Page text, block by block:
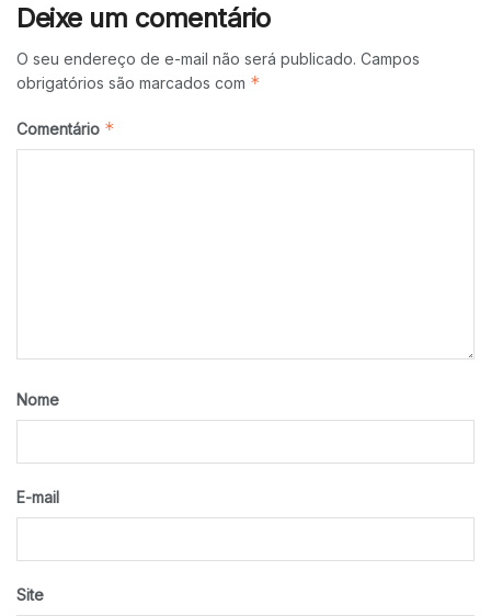
Deixe um comentário
O seu endereço de e-mail não será publicado. Campos
obrigatórios são marcados com *
Comentário *
Nome
E-mail
Site